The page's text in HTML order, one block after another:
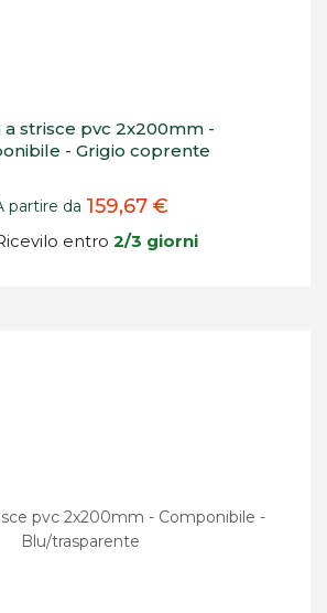
a strisce pvc 2x200mm -
- Grigio coprente
partire da 159,67 €
entro 2/3 giorni